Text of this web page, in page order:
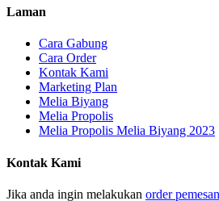
Laman
Cara Gabung
Cara Order
Kontak Kami
Marketing Plan
Melia Biyang
Melia Propolis
Melia Propolis Melia Biyang 2023
Kontak Kami
Jika anda ingin melakukan order